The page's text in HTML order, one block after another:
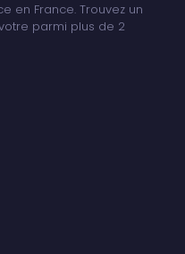
en France. Trouvez un
parmi plus de 2